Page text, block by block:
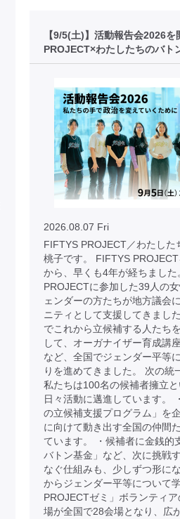
【9/5(土)】活動報告会2026
PROJECT×わたしたちのバト
2026.08.07 Fri
FIFTYS PROJECT／わたし
桃子です。 FIFTYS
から、早くも4年が経ちまし
PROJECTに参加した39人の
ェンダーの方たちが地方議会
ニティとして支援してきまし
でこれから立候補する人たち
して、オーガナイザー育成講
など、全国でジェンダー平等
りを進めてきました。 次の統
私たちは100名の候補者擁立と
日々活動に邁進しています。
の立候補支援プログラム」を
に向けて動き出す全国の仲間
ています。 ・候補者に金銭的
バトン基金」など、次に挑戦
なぐ仕組みも、少しずつ形に
からジェンダー平等について
PROJECTゼミ」ボランティ
場が全国で28会場となり、広